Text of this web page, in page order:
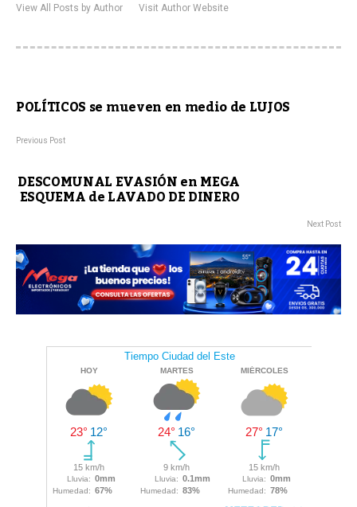
View All Posts by Author Visit Author Website
POLÍTICOS se mueven en medio de LUJOS
Previous Post
DESCOMUNAL EVASIÓN en MEGA
ESQUEMA de LAVADO DE DINERO
Next Post